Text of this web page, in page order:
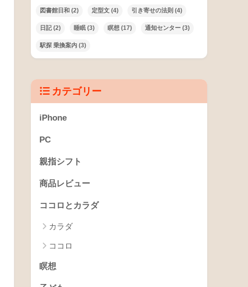
図書館日和 (2) 定型文 (4) 引き寄せの法則 (4)
日記(2) 睡眠 (3) 瞑想 (17) 通知センター (3)
駅探 乗換案内 (3)
カテゴリー
iPhone
PC
親指シフト
商品レビュー
ココロとカラダ
カラダ
ココロ
瞑想